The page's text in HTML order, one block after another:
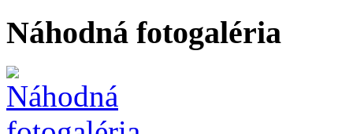
Náhodná fotogaléria